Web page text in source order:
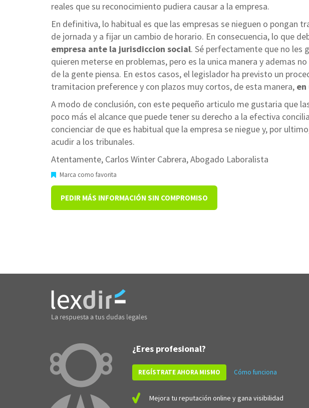
reales que su reconocimiento pudiera causar a la empresa.
En definitiva, lo habitual es que las empresas se nieguen o pongan
de jornada y a fijar un cambio de horario. En consecuencia, lo que
empresa ante la jurisdiccion social. Sé perfectamente que no les
quieren meterse en problemas, pero es la unica manera y ademas
de la gente piensa. En estos casos, el legislador ha previsto un
tramitacion preference y con plazos muy cortos, de esta manera, en
A modo de conclusión, con este pequeño articulo me gustaria que
poco más el alcance que puede tener su derecho a la efectiva
concienciar de que es habitual que la empresa se niegue y, por
acudir a los tribunales.
Atentamente, Carlos Winter Cabrera, Abogado Laboralista
Marca como favorita
PEDIR MÁS INFORMACIÓN SIN COMPROMISO
¿Eres profesional?
REGÍSTRATE AHORA MISMO Cómo funciona
Mejora tu reputación online y gana visibilidad